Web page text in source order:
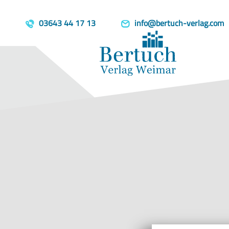
03643 44 17 13 info@bertuch-verlag.com
template=book, parent=/produkte/, include=hidden,